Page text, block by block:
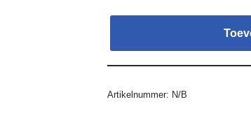
Artikelnummer: N/B